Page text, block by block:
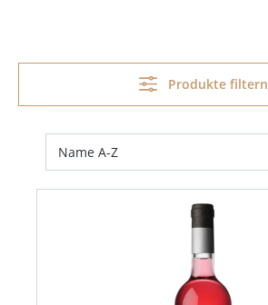
Produkte filtern